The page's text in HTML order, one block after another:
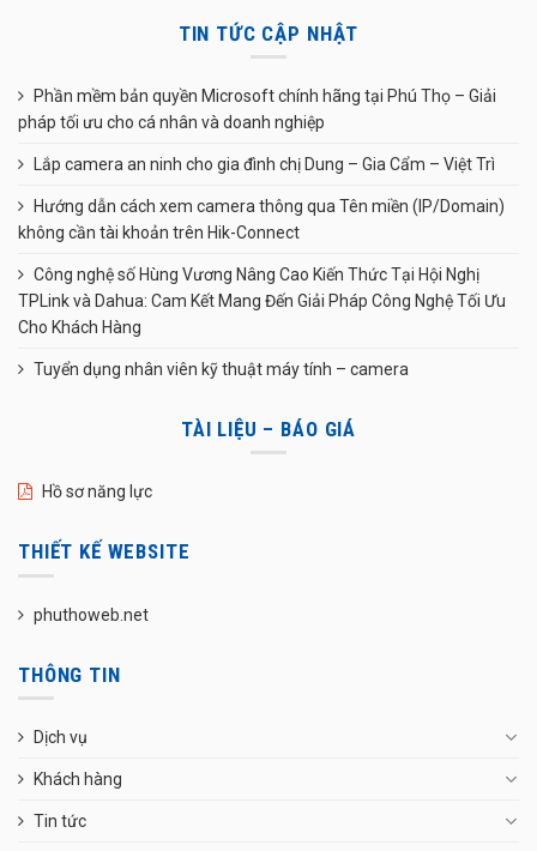
TIN TỨC CẬP NHẬT
Phần mềm bản quyền Microsoft chính hãng tại Phú Thọ – Giải
pháp tối ưu cho cá nhân và doanh nghiệp
Lắp camera an ninh cho gia đình chị Dung – Gia Cẩm – Việt Trì
Hướng dẫn cách xem camera thông qua Tên miền (IP/Domain)
không cần tài khoản trên Hik-Connect
Công nghệ số Hùng Vương Nâng Cao Kiến Thức Tại Hội Nghị
TPLink và Dahua: Cam Kết Mang Đến Giải Pháp Công Nghệ Tối Ưu
Cho Khách Hàng
Tuyển dụng nhân viên kỹ thuật máy tính – camera
TÀI LIỆU – BÁO GIÁ
Hồ sơ năng lực
THIẾT KẾ WEBSITE
phuthoweb.net
THÔNG TIN
Dịch vụ
Khách hàng
Tin tức